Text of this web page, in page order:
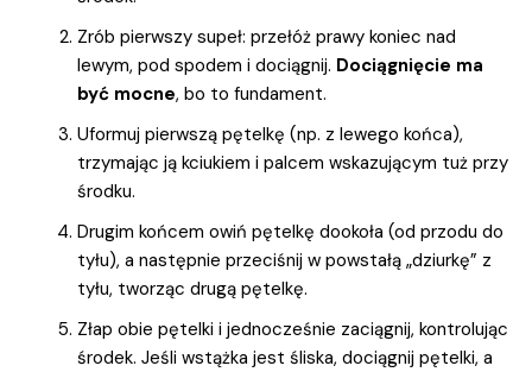
Zrób pierwszy supeł: przełóż prawy koniec nad
lewym, pod spodem i dociągnij. Dociągnięcie ma
być mocne, bo to fundament.
Uformuj pierwszą pętelkę (np. z lewego końca),
trzymając ją kciukiem i palcem wskazującym tuż przy
środku.
Drugim końcem owiń pętelkę dookoła (od przodu do
tyłu), a następnie przeciśnij w powstałą „dziurkę” z
tyłu, tworząc drugą pętelkę.
Złap obie pętelki i jednocześnie zaciągnij, kontrolując
środek. Jeśli wstążka jest śliska, dociągnij pętelki, a